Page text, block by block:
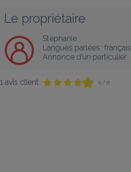
Le propriétaire
Stéphanie
Langues parlées : français
Annonce d’un particulier
1 avis client (5 / 5)